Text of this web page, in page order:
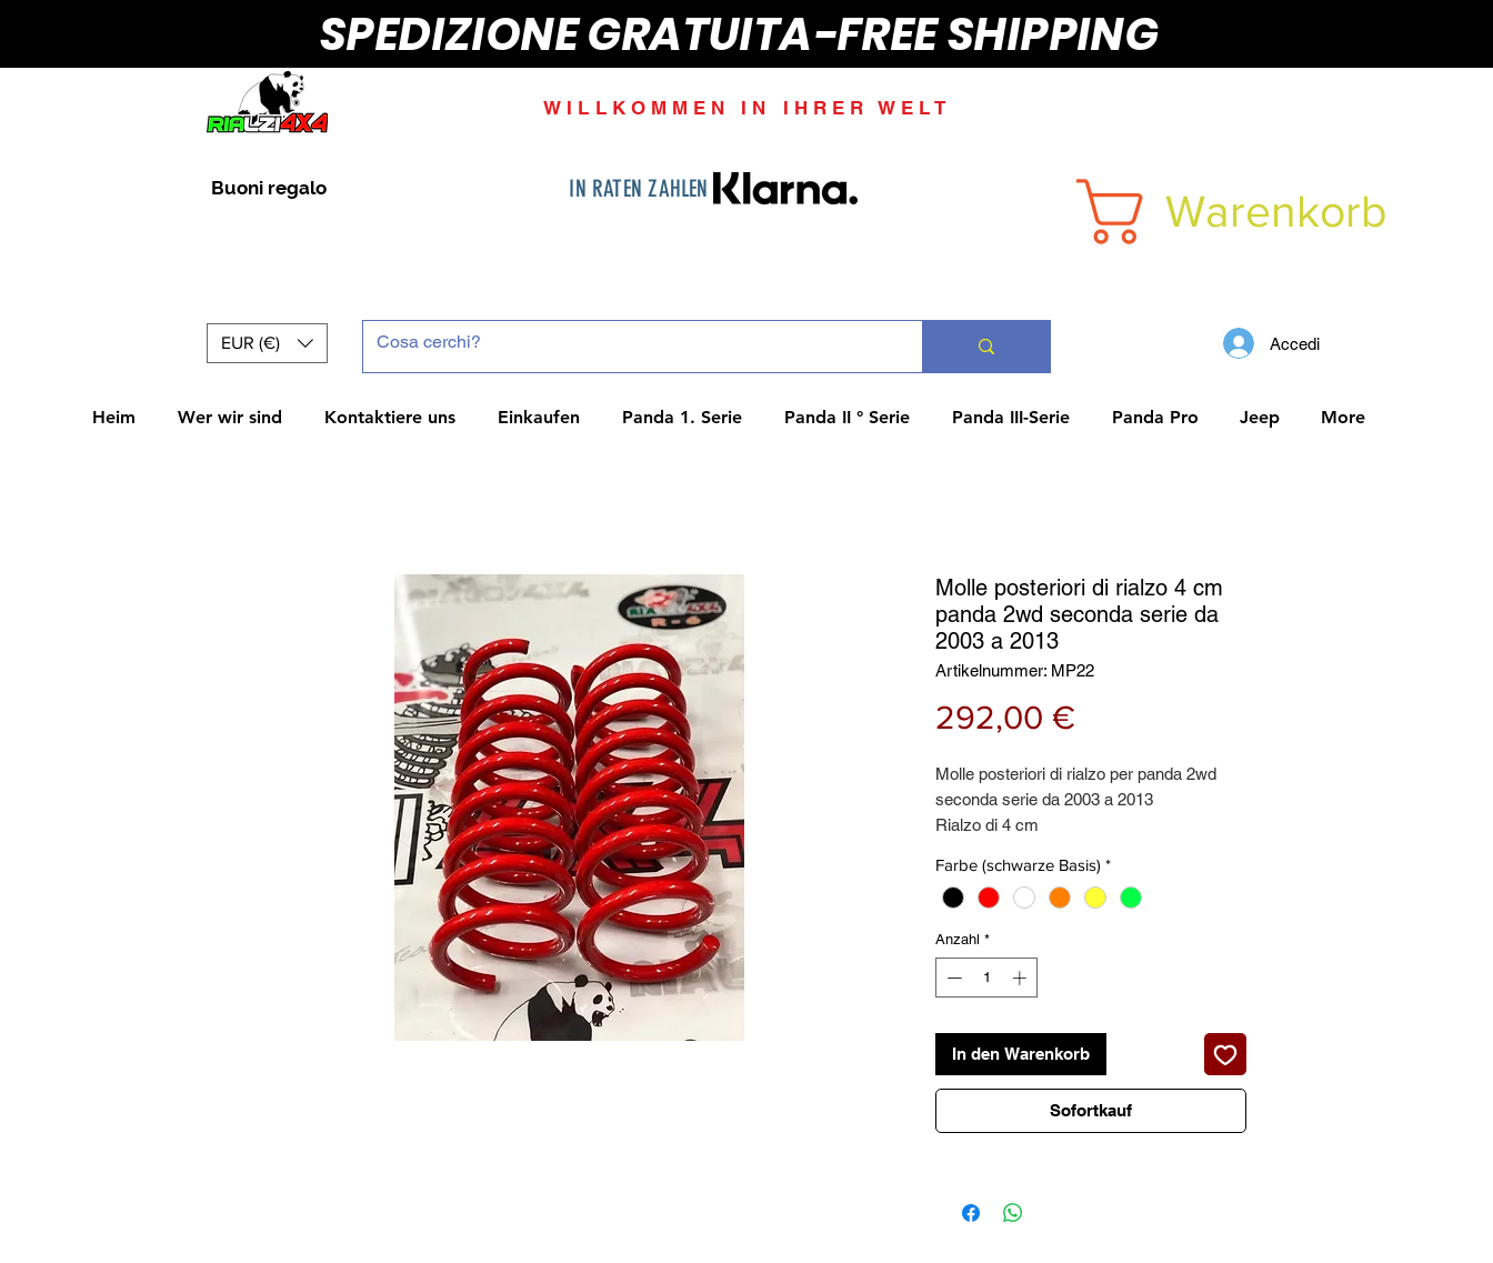
SPEDIZIONE GRATUITA-FREE SHIPPING
Buoni regalo
WILLKOMMEN IN IHRER WELT
IN RATEN ZAHLEN Warenkorb
EUR (€) Accedi
Heim Wer wir sind Kontaktiere uns Einkaufen Panda 1. Serie Panda II ° Serie Panda III-Serie Panda Pro Jeep More
Molle posteriori di rialzo 4 cm
panda 2wd seconda serie da
2003 a 2013
Artikelnummer: MP22
292,00 €
Molle posteriori di rialzo per panda 2wd
seconda serie da 2003 a 2013
Rialzo di 4 cm
(MP22)
Farbe (schwarze Basis) *
Anzahl *
In den Warenkorb
Sofortkauf